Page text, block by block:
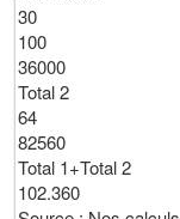
30
100
36000
Total 2
64
82560
Total 1+Total 2
102.360